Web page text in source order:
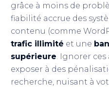
grâce à moins de
fiabilité accrue des
contenu (comme
trafic illimité et une
supérieure. Ignorer
exposer à des
recherche, nuisant à